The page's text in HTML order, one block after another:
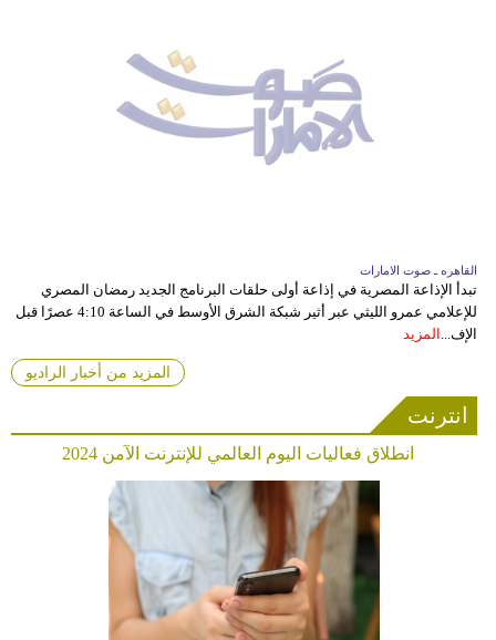
القاهره ـ صوت الامارات
تبدأ الإذاعة المصرية في إذاعة أولى حلقات البرنامج الجديد رمضان المصري
للإعلامي عمرو الليثي عبر أثير شبكة الشرق الأوسط في الساعة 4:10 عصرًا قبل
الإف... المزيد
المزيد من أخبار الراديو
انترنت
انطلاق فعاليات اليوم العالمي للإنترنت الآمن 2024